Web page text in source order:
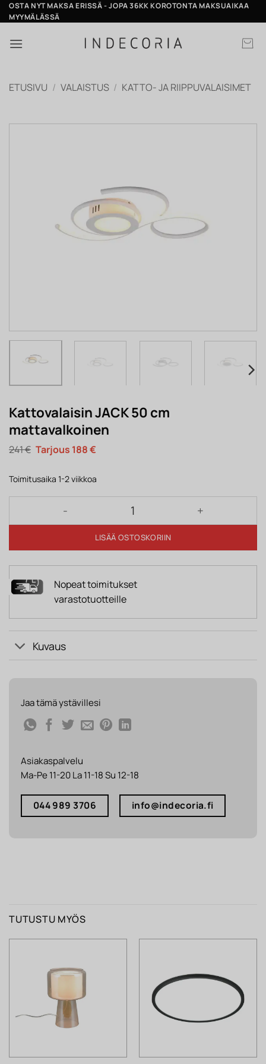
Skip
to
OSTA NYT MAKSA ERISSÄ - JOPA 36KK KOROTONTA MAKSUAIKAA
MYYMÄLÄSSÄ
ETUSIVU / VALAISTUS / KATTO- JA RIIPPUVALAISIMET
Kattovalaisin JACK 50 cm
mattavalkoinen
241€ Alkuperäinen
hinta
241 €.
188€Nykyinen
188 €.
Toimitusaika 1-2 viikkoa
Kattovalaisin JACK 50 cm mattavalkoinen määrä
LISÄÄ OSTOSKORIIN
Nopeat toimitukset
varastotuotteille
Kuvaus
Jaa tämä ystävillesi
Asiakaspalvelu
Ma-Pe 11-20 La 11-18 Su 12-18
044 989 3706 info@indecoria.fi
TUTUSTU MYÖS